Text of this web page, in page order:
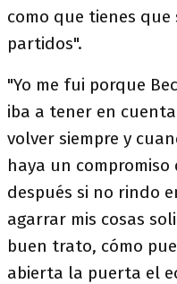
como que tienes
partidos".
"Yo me fui porque
iba a tener en
volver siempre y
haya un
después si no rindo
agarrar mis cosas
buen trato, cómo
abierta la puerta el